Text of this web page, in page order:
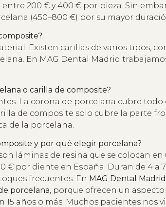
entre 200 € y 400 € por pieza. Sin
(450–800 €) por su mayor
Existen carillas de varios tipos,
En MAG Dental Madrid
o carilla de composite?
La corona de porcelana cubre todo
de composite solo cubre la parte
de la porcelana.
y por qué elegir porcelana?
láminas de resina que se colocan en
€ por diente en España. Duran de 4 a
frecuentes. En MAG Dental
porcelana, porque ofrecen un
15 años o más. Muchos pacientes nos